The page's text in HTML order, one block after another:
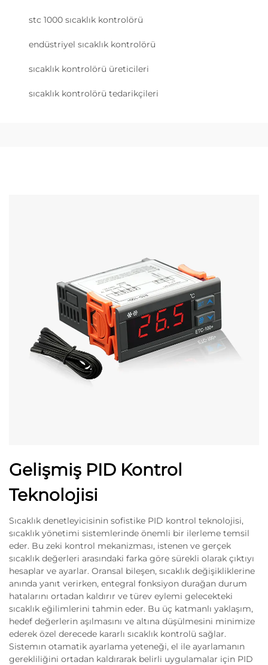
stc 1000 sıcaklık kontrolörü
endüstriyel sıcaklık kontrolörü
sıcaklık kontrolörü üreticileri
sıcaklık kontrolörü tedarikçileri
Gelişmiş PID Kontrol
Teknolojisi
Sıcaklık denetleyicisinin sofistike PID kontrol teknolojisi,
sıcaklık yönetimi sistemlerinde önemli bir ilerleme temsil
eder. Bu zeki kontrol mekanizması, istenen ve gerçek
sıcaklık değerleri arasındaki farka göre sürekli olarak çıktıyı
hesaplar ve ayarlar. Oransal bileşen, sıcaklık değişikliklerine
anında yanıt verirken, entegral fonksiyon durağan durum
hatalarını ortadan kaldırır ve türev eylemi gelecekteki
sıcaklık eğilimlerini tahmin eder. Bu üç katmanlı yaklaşım,
hedef değerlerin aşılmasını ve altına düşülmesini minimize
ederek özel derecede kararlı sıcaklık kontrolü sağlar.
Sistemın otamatik ayarlama yeteneği, el ile ayarlamanın
gerekliliğini ortadan kaldırarak belirli uygulamalar için PID